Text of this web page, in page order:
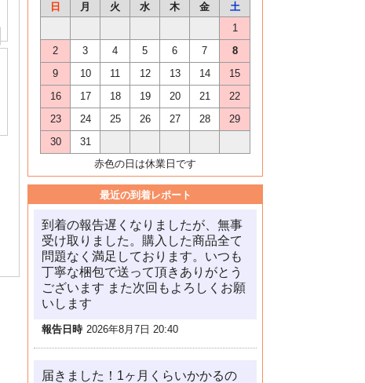
日
月 火 水 木 金
土
1
2
3 4 5 6 7
8
9
10 11 12 13 14
15
16
17 18 19 20 21
22
23
24 25 26 27 28
29
30
31
赤色の日は休業日です
最近の到着レポート
到着の報告遅くなりましたが、無事
受け取りました。購入した商品全て
問題なく満足しております。いつも
丁寧な梱包で送って頂きありがとう
ございます また次回もよろしくお願
いします
報告日時 2026年8月7日 20:40
届きました！1ヶ月くらいかかるの